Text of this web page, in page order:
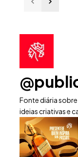
Fonte diária
ideias criativas e